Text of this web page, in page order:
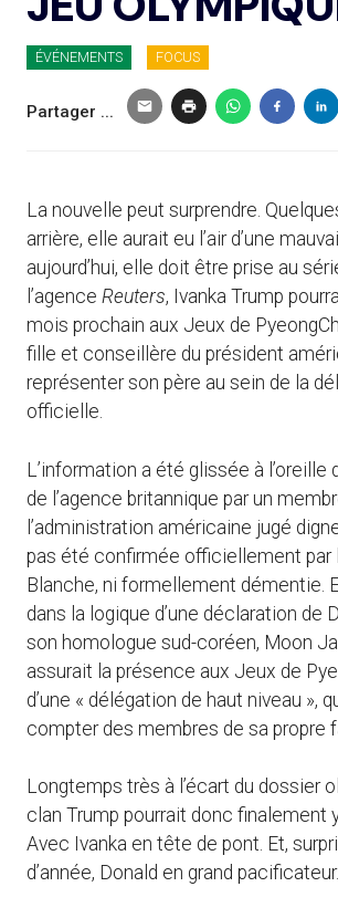
ÉVÉNEMENTS FOCUS
Partager ...
La nouvelle peut surprendre.
arrière, elle aurait eu l’air d’une
aujourd’hui, elle doit être prise au
l’agence Reuters, Ivanka Trump
mois prochain aux Jeux de
fille et conseillère du président
représenter son père au sein de la
officielle.
L’information a été glissée à l’oreille
de l’agence britannique par un
l’administration américaine jugé
pas été confirmée officiellement par
Blanche, ni formellement démentie.
dans la logique d’une déclaration de
son homologue sud-coréen, Moon
assurait la présence aux Jeux de
d’une « délégation de haut niveau »,
compter des membres de sa propre
Longtemps très à l’écart du dossier
clan Trump pourrait donc finalement
Avec Ivanka en tête de pont. Et,
d’année, Donald en grand pacificateur.